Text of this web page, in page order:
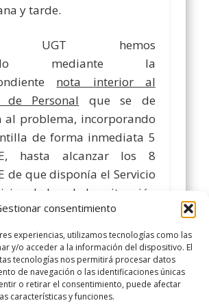
consentimiento
experiencias, utilizamos tecnologías como las
y/o acceder a la información del dispositivo. El
tecnologías nos permitirá procesar datos
de navegación o las identificaciones únicas
o retirar el consentimiento, puede afectar
características y funciones.
y tarde.
UGT hemos
mediante la
nota interior al
de Personal que se de
al problema, incorporando
de forma inmediata 5
hasta alcanzar los 8
de que disponía el Servicio
Laboral. La situación
ya no sólo afecta a los
adscritos a dicho
sino que afecta a la
DE LOS FUNCIONARIOS